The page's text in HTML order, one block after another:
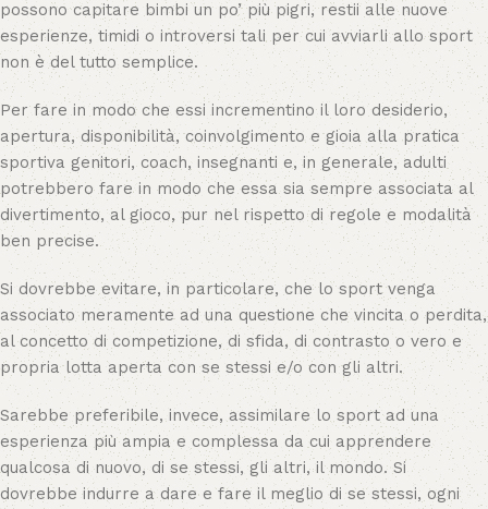
possono capitare bimbi un po’ più pigri, restii alle nuove
esperienze, timidi o introversi tali per cui avviarli allo sport
non è del tutto semplice.
Per fare in modo che essi incrementino il loro desiderio,
apertura, disponibilità, coinvolgimento e gioia alla pratica
sportiva genitori, coach, insegnanti e, in generale, adulti
potrebbero fare in modo che essa sia sempre associata al
divertimento, al gioco, pur nel rispetto di regole e modalità
ben precise.
Si dovrebbe evitare, in particolare, che lo sport venga
associato meramente ad una questione che vincita o perdita,
al concetto di competizione, di sfida, di contrasto o vero e
propria lotta aperta con se stessi e/o con gli altri.
Sarebbe preferibile, invece, assimilare lo sport ad una
esperienza più ampia e complessa da cui apprendere
qualcosa di nuovo, di se stessi, gli altri, il mondo. Si
dovrebbe indurre a dare e fare il meglio di se stessi, ogni